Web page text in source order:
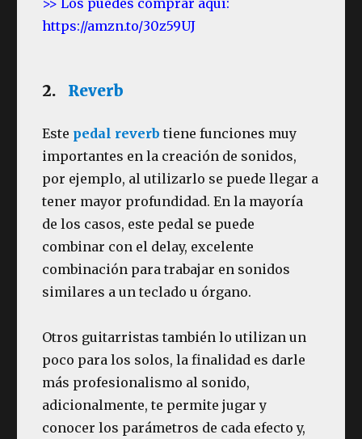
https://amzn.to/30z59UJ
2. Reverb
Este pedal reverb tiene funciones muy
importantes en la creación de sonidos,
por ejemplo, al utilizarlo se puede llegar a
tener mayor profundidad. En la mayoría
de los casos, este pedal se puede
combinar con el delay, excelente
combinación para trabajar en sonidos
similares a un teclado u órgano.
Otros guitarristas también lo utilizan un
poco para los solos, la finalidad es darle
más profesionalismo al sonido,
adicionalmente, te permite jugar y
conocer los parámetros de cada efecto y,